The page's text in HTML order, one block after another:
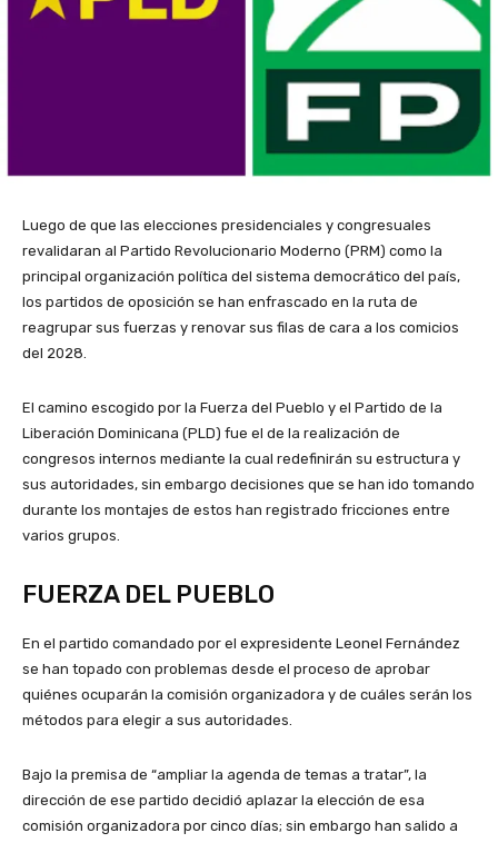
Luego de que las elecciones presidenciales y congresuales
revalidaran al Partido Revolucionario Moderno (PRM) como la
principal organización política del sistema democrático del país,
los partidos de oposición se han enfrascado en la ruta de
reagrupar sus fuerzas y renovar sus filas de cara a los comicios
del 2028.
El camino escogido por la Fuerza del Pueblo y el Partido de la
Liberación Dominicana (PLD) fue el de la realización de
congresos internos mediante la cual redefinirán su estructura y
sus autoridades, sin embargo decisiones que se han ido tomando
durante los montajes de estos han registrado fricciones entre
varios grupos.
FUERZA DEL PUEBLO
En el partido comandado por el expresidente Leonel Fernández
se han topado con problemas desde el proceso de aprobar
quiénes ocuparán la comisión organizadora y de cuáles serán los
métodos para elegir a sus autoridades.
Bajo la premisa de “ampliar la agenda de temas a tratar”, la
dirección de ese partido decidió aplazar la elección de esa
comisión organizadora por cinco días; sin embargo han salido a